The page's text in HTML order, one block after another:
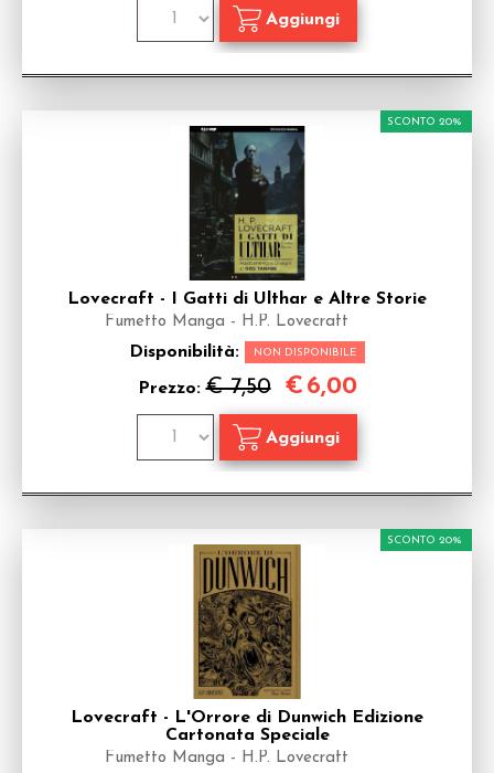
Lovecraft - I Gatti di Ulthar e Altre Storie
Fumetto Manga - H.P. Lovecraft
Disponibilità: NON DISPONIBILE
Prezzo:€ 7,50
SCONTO 20%
€ 6,00
Lovecraft - L'Orrore di Dunwich Edizione
Cartonata Speciale
Fumetto Manga - H.P. Lovecraft
SCONTO 20%